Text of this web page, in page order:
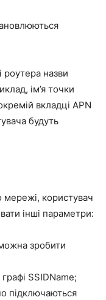
роутера назви
ім’я точки
вкладці APN
будуть
мережі, користувач
інші параметри:
зробити
SSIDName;
підключаються